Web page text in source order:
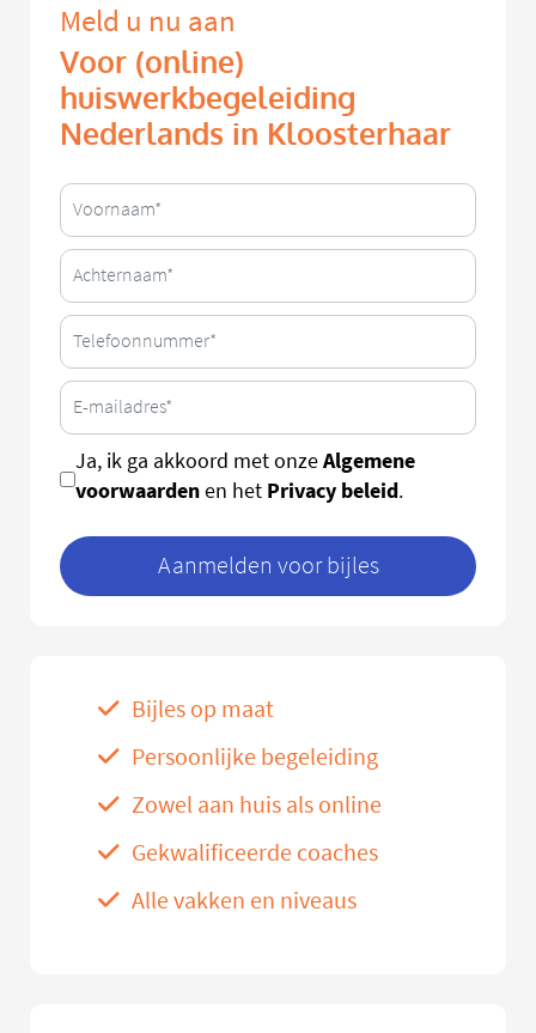
Meld u nu aan
Voor (online)
huiswerkbegeleiding
Nederlands in Kloosterhaar
Ja, ik ga akkoord met onzeAlgemene
voorwaardenen het Privacy beleid.
Aanmelden voor bijles
Bijles op maat
Persoonlijke begeleiding
Zowel aan huis als online
Gekwalificeerde coaches
Alle vakken en niveaus